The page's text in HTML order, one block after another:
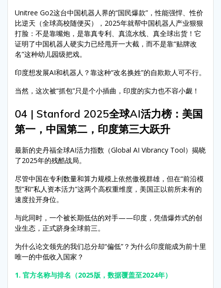
Unitree Go2这台中国机器人界的“国民爆款”，性能强悍、性价
比逆天（全球高校随便买），2025年就帮中国机器人产业狠狠
打脸：不是靠嘴炮，是靠真专利、真流水线、真全球出货！它
证明了中国机器人硬实力已经甩开一大截，而不是靠“贴牌改
名”这种幼儿园级把戏。
印度想发展AI和机器人？靠这种“改名换姓”的自欺欺人可不行。
当然，这次被“抓包”只是个小插曲，印度的实力也不容小觑！
04 | Stanford 2025全球AI活力榜：美国
第一，中国第二，印度第三大跃升
最新的史丹福全球AI活力指数（Global AI Vibrancy Tool）揭晓
了2025年的残酷战局。
尽管中国在专利数量和算力规模上依然傲视群雄，但在“前沿模
型”和“私人资本活力”这两个高权重维度，美国正以前所未有的
速度拉开身位。
与此同时，一个被长期低估的对手——印度，凭借爆炸式的创
业生态，正式跻身全球前三。
为什么论文领先的我们总分却“偏低”？为什么印度能成为前十里
唯一的中低收入国家？
1. 官方名称与排名（2025版，数据覆盖至2024年）